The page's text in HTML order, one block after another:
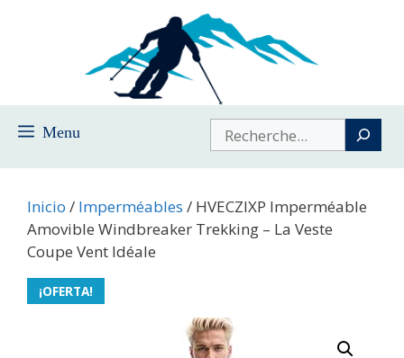
Menu Buscar
Inicio / Imperméables / HVECZIXP Imperméable
Amovible Windbreaker Trekking – La Veste
Coupe Vent Idéale
¡OFERTA!